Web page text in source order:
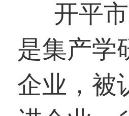
开平市
是集产学
企业，被